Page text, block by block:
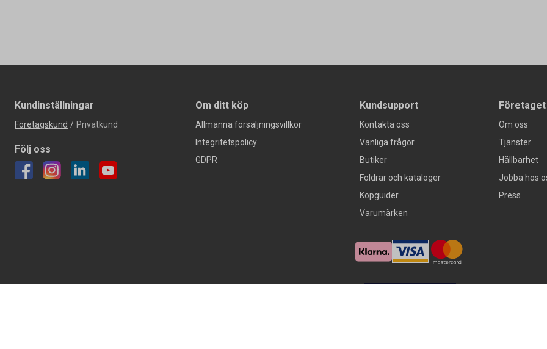
Kundinställningar
Företagskund / Privatkund
Följ oss
Om ditt köp
Allmänna försäljningsvillkor
Integritetspolicy
GDPR
Kundsupport
Kontakta oss
Vanliga frågor
Butiker
Foldrar och kataloger
Köpguider
Varumärken
Företaget
Om oss
Tjänster
Hållbarhet
Jobba hos
Press